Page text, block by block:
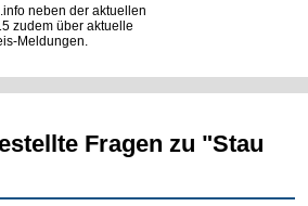
neben der aktuellen
zudem über aktuelle
Meldungen.
Fragen zu "Stau